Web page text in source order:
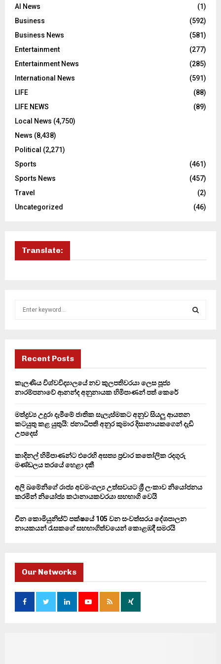
AI News
(1)
Business
(592)
Business News
(581)
Entertainment
(277)
Entertainment News
(285)
International News
(591)
LIFE
(88)
LIFE NEWS
(89)
Local News (4,750)
News (8,438)
Political (2,271)
Sports
(461)
Sports News
(457)
Travel
(2)
Uncategorized
(46)
Translate:
f
r
H
Recent Posts
කැලණිය විශ්වවිද්‍යාලයේ නව කුලපතිවරයා ලෙස පූජ්‍ය
නාරම්පනාවේ ආනන්ද අනුනායක හිමිපාණන් පත් කෙරේ
මත්ද්‍රව්‍ය උදුරා දැමීමේ ජාතික සැලැස්මකට අනුව සියලු ආයතන
කටයුතු කළ යුතුයි: ජනාධිපති අනුර කුමාර දිසානායකගෙන් දැඩි
උපදෙස්
කාදිනල් හිමිපාණන්ට එරෙහි අසත්‍ය ප්‍රචාර කතෝලික රදගුරු
මණ්ඩලය තරයේ හෙළා දකී
අලි ඛමේනිගේ රාජ්‍ය අවමංගල්‍ය උත්සවයට ශ්‍රී ලංකාව නියෝජනය
කරමින් නියෝජ්‍ය කථානායකවරයා සහභාගි වෙයි
චීන කොමියුනිස්ට් පක්ෂයේ 105 වන සංවත්සරය දේශපාලන
නායකයන් රැසකගේ සහභාගිත්වයෙන් කොළඹදී සමරයි
Our Networks